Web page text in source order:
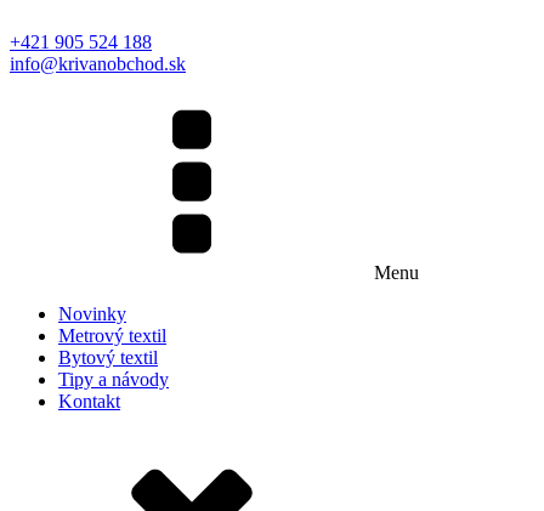
+421 905 524 188
info@krivanobchod.sk
Menu
Novinky
Metrový textil
Bytový textil
Tipy a návody
Kontakt